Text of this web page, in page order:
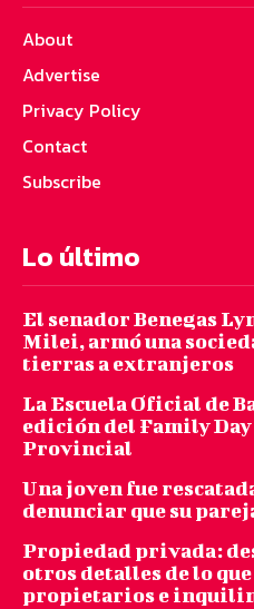
About
Advertise
Privacy Policy
Contact
Subscribe
Lo último
El senador Benegas
Milei, armó una
tierras a extranjeros
La Escuela Oficial de
edición del Family
Provincial
Una joven fue
denunciar que su
Propiedad privada:
otros detalles de lo
propietarios e